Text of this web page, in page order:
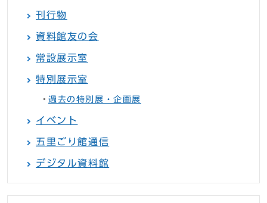
刊行物
資料館友の会
常設展示室
特別展示室
過去の特別展・企画展
イベント
五里ごり館通信
デジタル資料館